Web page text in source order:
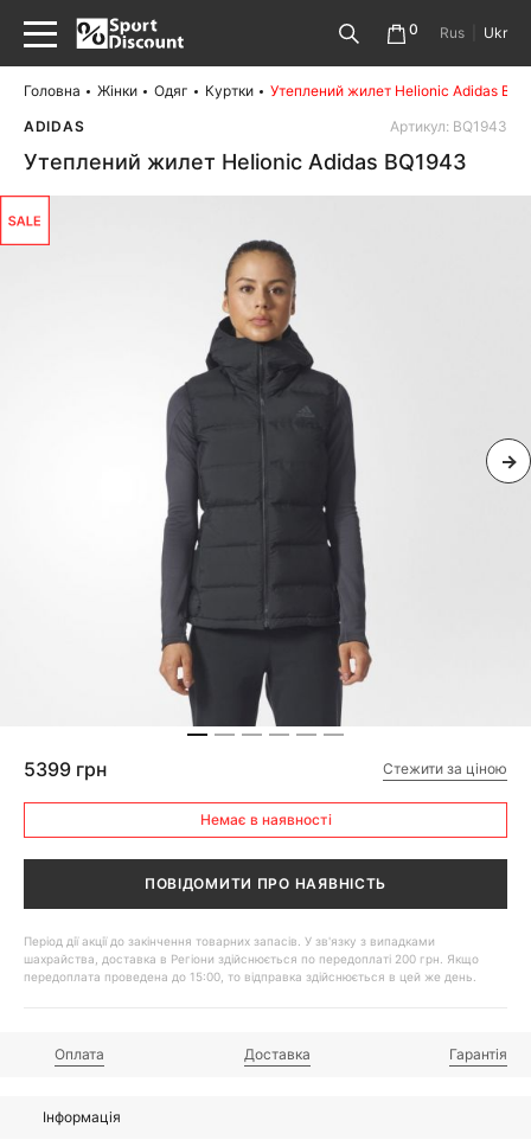
0 Rus Ukr
Головна Жінки Одяг Куртки
Утеплений жилет Helionic Adidas
ADIDAS
Артикул: BQ1943
Утеплений жилет Helionic Adidas BQ1943
5399 грн Стежити за ціною
Немає в наявності
ПОВІДОМИТИ ПРО НАЯВНІСТЬ
Період дії акції до закінчення товарних запасів. У зв'язку з випадками
шахрайства, доставка в Регіони здійснюється по передоплаті 200 грн. Якщо
передоплата проведена до 15:00, то відправка здійснюється в цей же день.
Оплата Доставка Гарантія
Інформація